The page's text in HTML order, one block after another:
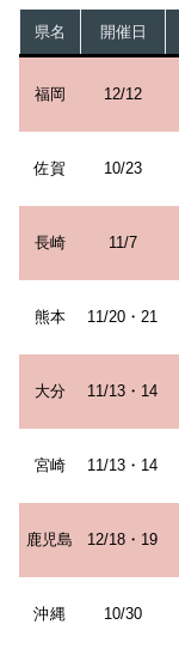
県名 開催日
福岡 12/12
佐賀 10/23
長崎 11/7
熊本 11/20・21
大分 11/13・14
宮崎 11/13・14
鹿児島 12/18・19
沖縄 10/30